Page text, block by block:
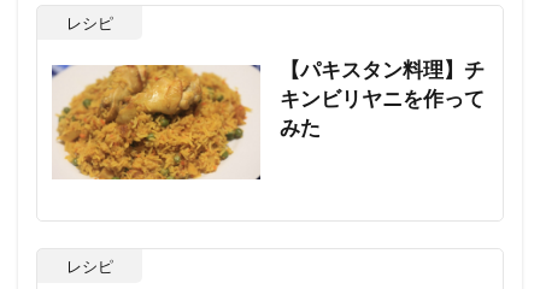
レシピ
【パキスタン料理】チ
キンビリヤニを作って
みた
レシピ